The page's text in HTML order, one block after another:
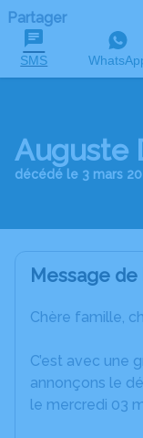
Partager
SMS
Auguste
décédé le 3 mars
Message
Chère famille,
C’est avec une
annonçons le
le mercredi 03